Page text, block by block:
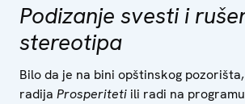
Podizanje svesti i
stereotipa
Bilo da je na bini opštinskog
radija Prosperiteti ili radi na programu